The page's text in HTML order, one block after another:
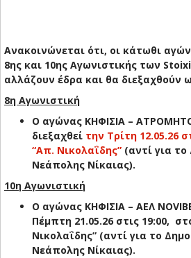
Ανακοινώνεται ότι, οι κάτωθι
8ης και 10ης Αγωνιστικής των
αλλάζουν έδρα και θα
8η Αγωνιστική
Ο αγώνας ΚΗΦΙΣΙΑ –
διεξαχθεί την Τρίτη 12.05.26
“Απ. Νικολαΐδης” (αντί για
Νεάπολης Νίκαιας).
10η Αγωνιστική
Ο αγώνας ΚΗΦΙΣΙΑ – ΑΕΛ
Πέμπτη 21.05.26 στις 19:00,
Νικολαΐδης” (αντί για το
Νεάπολης Νίκαιας).